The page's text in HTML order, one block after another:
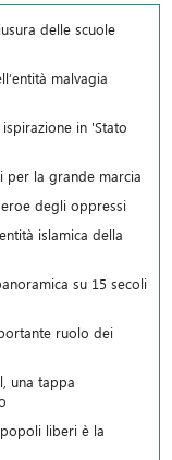
delle scuole
malvagia
in 'Stato
per la grande marcia
degli oppressi
islamica della
su 15 secoli
ruolo dei
una tappa
popoli liberi è la